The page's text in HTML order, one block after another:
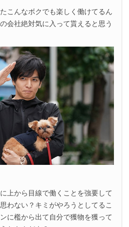
こんなボクでも楽しく働けてるん
会社絶対気に入って貰えると思う
上から目線で働くことを強要して
わない？キミがやろうとしてるこ
に檻から出て自分で獲物を獲って